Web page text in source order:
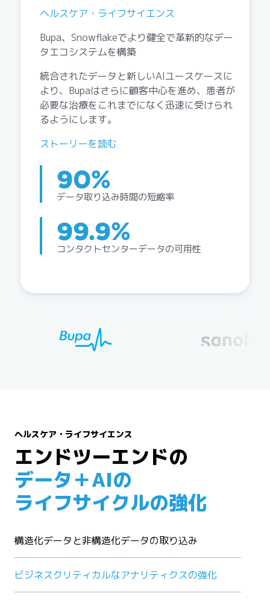
ヘルスケア・ライフサイエンス
Bupa、Snowflakeでより健全で革新的なデー
タエコシステムを構築
統合されたデータと新しいAIユースケースに
より、Bupaはさらに顧客中心を進め、患者が
必要な治療をこれまでになく迅速に受けられ
るようにします。
ストーリーを読む
90%
データ取り込み時間の短縮率
99.9%
コンタクトセンターデータの可用性
ヘルスケア・ライフサイエンス
エンドツーエンドの
データ＋AIの
ライフサイクルの強化
構造化データと非構造化データの取り込み
ビジネスクリティカルなアナリティクスの強化